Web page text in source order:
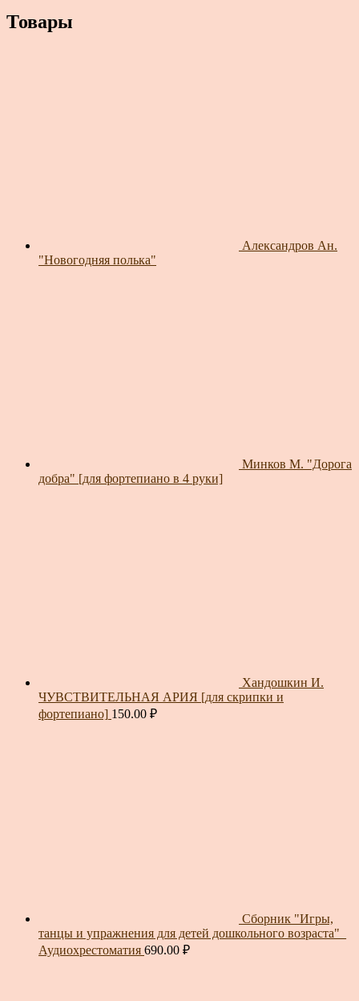
Товары
Александров Ан.
"Новогодняя полька"
Минков М. "Дорога
добра" [для фортепиано в 4 руки]
Хандошкин И.
ЧУВСТВИТЕЛЬНАЯ АРИЯ [для скрипки и
фортепиано] 150.00 ₽
Сборник "Игры,
танцы и упражнения для детей дошкольного возраста"_
Аудиохрестоматия 690.00 ₽